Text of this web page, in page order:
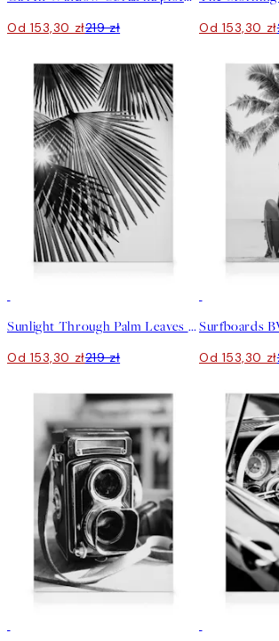
Od 153,30 zł219 zł Od 153,30 zł
Sunlight Through Palm Leaves Obraz na płótnie
Od 153,30 zł219 zł Od 153,30 zł